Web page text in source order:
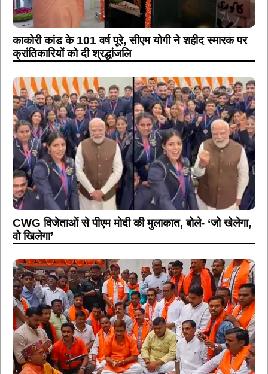
काकोरी कांड के 101 वर्ष पूरे, सीएम योगी ने शहीद स्मारक पर
क्रांतिकारियों को दी श्रद्धांजलि
CWG विजेताओं से पीएम मोदी की मुलाकात, बोले- ‘जो खेलेगा,
वो खिलेगा’